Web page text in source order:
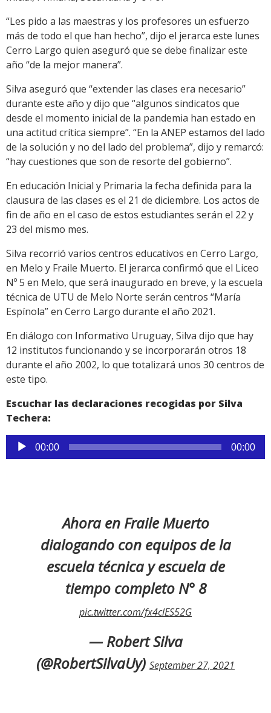
“Les pido a las maestras y los profesores un esfuerzo
más de todo el que han hecho”, dijo el jerarca este lunes
Cerro Largo quien aseguró que se debe finalizar este
año “de la mejor manera”.
Silva aseguró que “extender las clases era necesario”
durante este año y dijo que “algunos sindicatos que
desde el momento inicial de la pandemia han estado en
una actitud crítica siempre”. “En la ANEP estamos del lado
de la solución y no del lado del problema”, dijo y remarcó:
“hay cuestiones que son de resorte del gobierno”.
En educación Inicial y Primaria la fecha definida para la
clausura de las clases es el 21 de diciembre. Los actos de
fin de año en el caso de estos estudiantes serán el 22 y
23 del mismo mes.
Silva recorrió varios centros educativos en Cerro Largo,
en Melo y Fraile Muerto. El jerarca confirmó que el Liceo
Nº 5 en Melo, que será inaugurado en breve, y la escuela
técnica de UTU de Melo Norte serán centros “María
Espínola” en Cerro Largo durante el año 2021.
En diálogo con Informativo Uruguay, Silva dijo que hay
12 institutos funcionando y se incorporarán otros 18
durante el año 2002, lo que totalizará unos 30 centros de
este tipo.
Escuchar las declaraciones recogidas por Silva
Techera:
Reproductor
de
00:00 00:00
Ahora en Fraile Muerto
dialogando con equipos de la
escuela técnica y escuela de
tiempo completo N° 8
pic.twitter.com/fx4clES52G
— Robert Silva
(@RobertSilvaUy) September 27, 2021